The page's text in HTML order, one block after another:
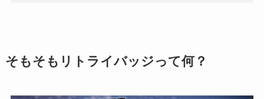
そもそもリトライバッジって何？